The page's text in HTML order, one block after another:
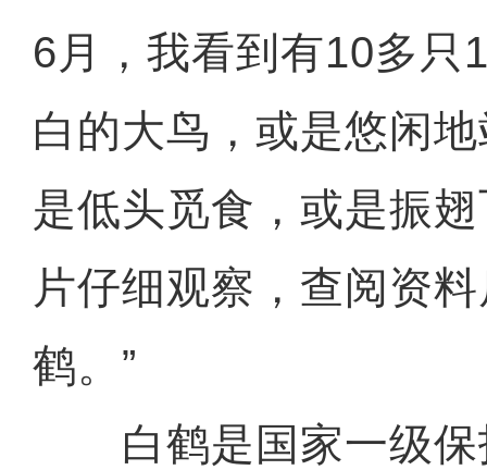
6月，我看到有10多只
白的大鸟，或是悠闲
是低头觅食，或是振
片仔细观察，查阅资
鹤。”
白鹤是国家一级保